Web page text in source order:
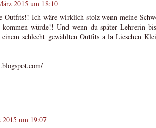
2015 um 18:10
Outfits!! Ich wäre wirklich stolz wenn meine
würde!! Und wenn du später Lehrerin
schlecht gewählten Outfits a la Lieschen
2015 um 19:07